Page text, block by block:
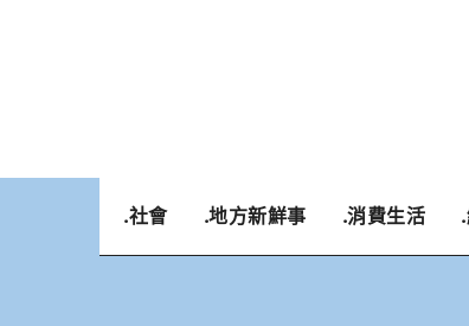
.社會 .地方新鮮事 .消費生活